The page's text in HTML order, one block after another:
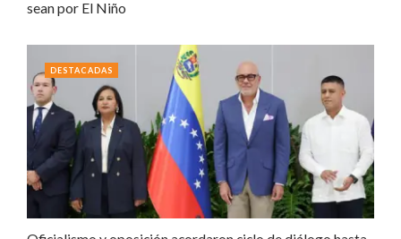
sean por El Niño
DESTACADAS